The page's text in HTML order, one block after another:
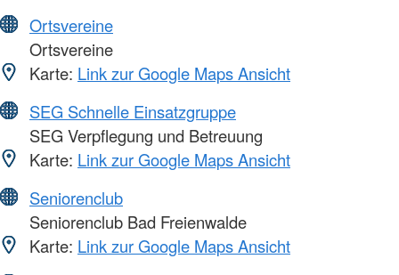
Ortsvereine
Ortsvereine
Karte: Link zur Google Maps Ansicht
SEG Schnelle Einsatzgruppe
SEG Verpflegung und Betreuung
Karte: Link zur Google Maps Ansicht
Seniorenclub
Seniorenclub Bad Freienwalde
Karte: Link zur Google Maps Ansicht